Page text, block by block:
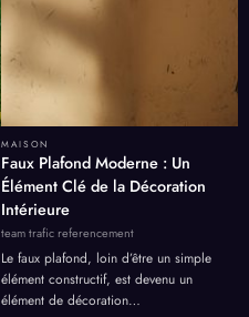
MAISON
Faux Plafond Moderne : Un
Élément Clé de la Décoration
Intérieure
team trafic referencement
Le faux plafond, loin d’être un simple
élément constructif, est devenu un
élément de décoration…